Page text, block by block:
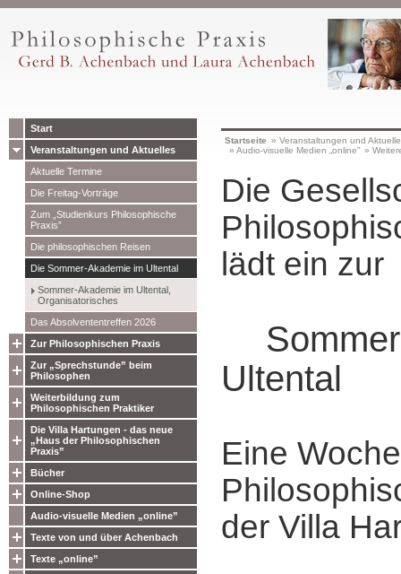
Start
Veranstaltungen und Aktuelles
Aktuelle Termine
Die Freitag-Vorträge
Zum „Studienkurs Philosophische
Praxis”
Die philosophischen Reisen
Die Sommer-Akademie im Ultental
Sommer-Akademie im Ultental,
Organisatorisches
Das Absolvententreffen 2026
Zur Philosophischen Praxis
Zur „Sprechstunde” beim
Philosophen
Weiterbildung zum
Philosophischen Praktiker
Die Villa Hartungen - das neue
„Haus der Philosophischen
Praxis”
Bücher
Online-Shop
Audio-visuelle Medien „online”
Texte von und über Achenbach
Texte „online”
Startseite » Veranstaltungen und
» Audio-visuelle Medien „online” »
Die
lädt ein zur
Ultental
Eine
der Villa